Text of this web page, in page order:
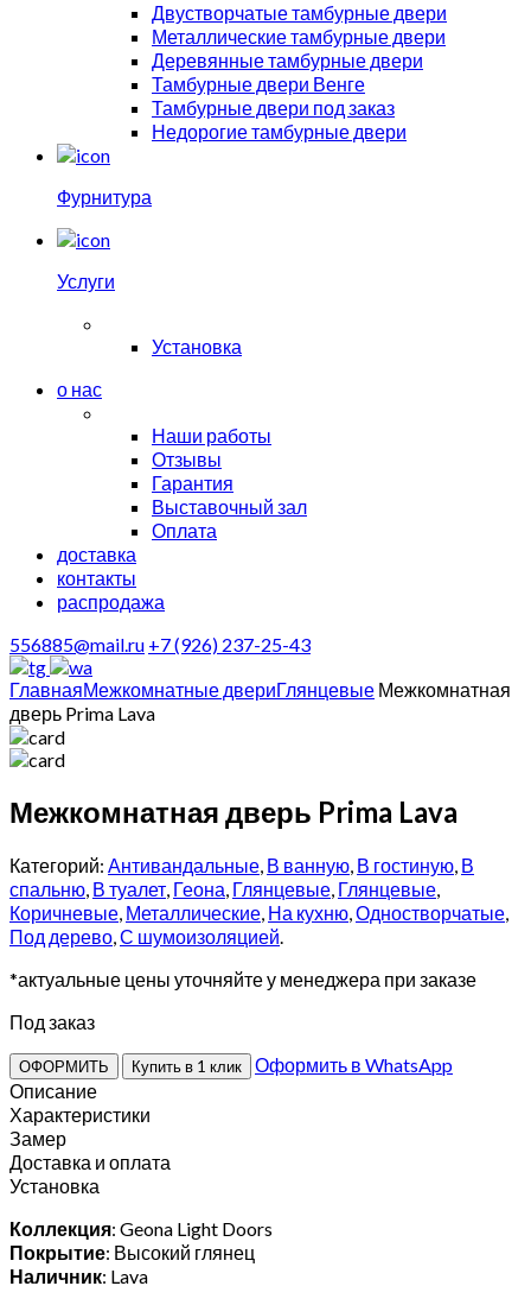
Двустворчатые тамбурные двери
Металлические тамбурные двери
Деревянные тамбурные двери
Тамбурные двери Венге
Тамбурные двери под заказ
Недорогие тамбурные двери
Фурнитура
Услуги
Установка
о нас
Наши работы
Отзывы
Гарантия
Выставочный зал
Оплата
доставка
контакты
распродажа
556885@mail.ru +7 (926) 237-25-43
ГлавнаяМежкомнатные двериГлянцевые Межкомнатная
дверь Prima Lava
Межкомнатная дверь Prima Lava
Категорий: Антивандальные, В ванную, В гостиную, В
спальню, В туалет, Геона, Глянцевые, Глянцевые,
Коричневые, Металлические, На кухню,Одностворчатые,
Под дерево,С шумоизоляцией.
*актуальные цены уточняйте у менеджера при заказе
Под заказ
ОФОРМИТЬ Купить в 1 клик
Оформить в WhatsApp
Описание
Характеристики
Замер
Доставка и оплата
Установка
Коллекция: Geona Light Doors
Покрытие: Высокий глянец
Наличник: Lava